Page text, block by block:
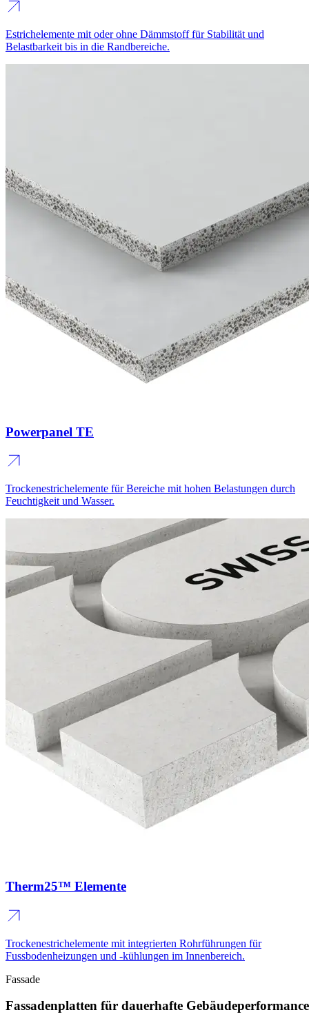
Estrichelemente mit oder ohne Dämmstoff für Stabilität und
Belastbarkeit bis in die Randbereiche.
Powerpanel TE
Trockenestrichelemente für Bereiche mit hohen Belastungen durch
Feuchtigkeit und Wasser.
Therm25™ Elemente
Trockenestrichelemente mit integrierten Rohrführungen für
Fussbodenheizungen und -kühlungen im Innenbereich.
Fassade
Fassadenplatten für dauerhafte Gebäudeperformance